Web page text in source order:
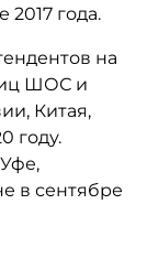
2017 года.
на
ШОС и
Китая,
году.
в сентябре